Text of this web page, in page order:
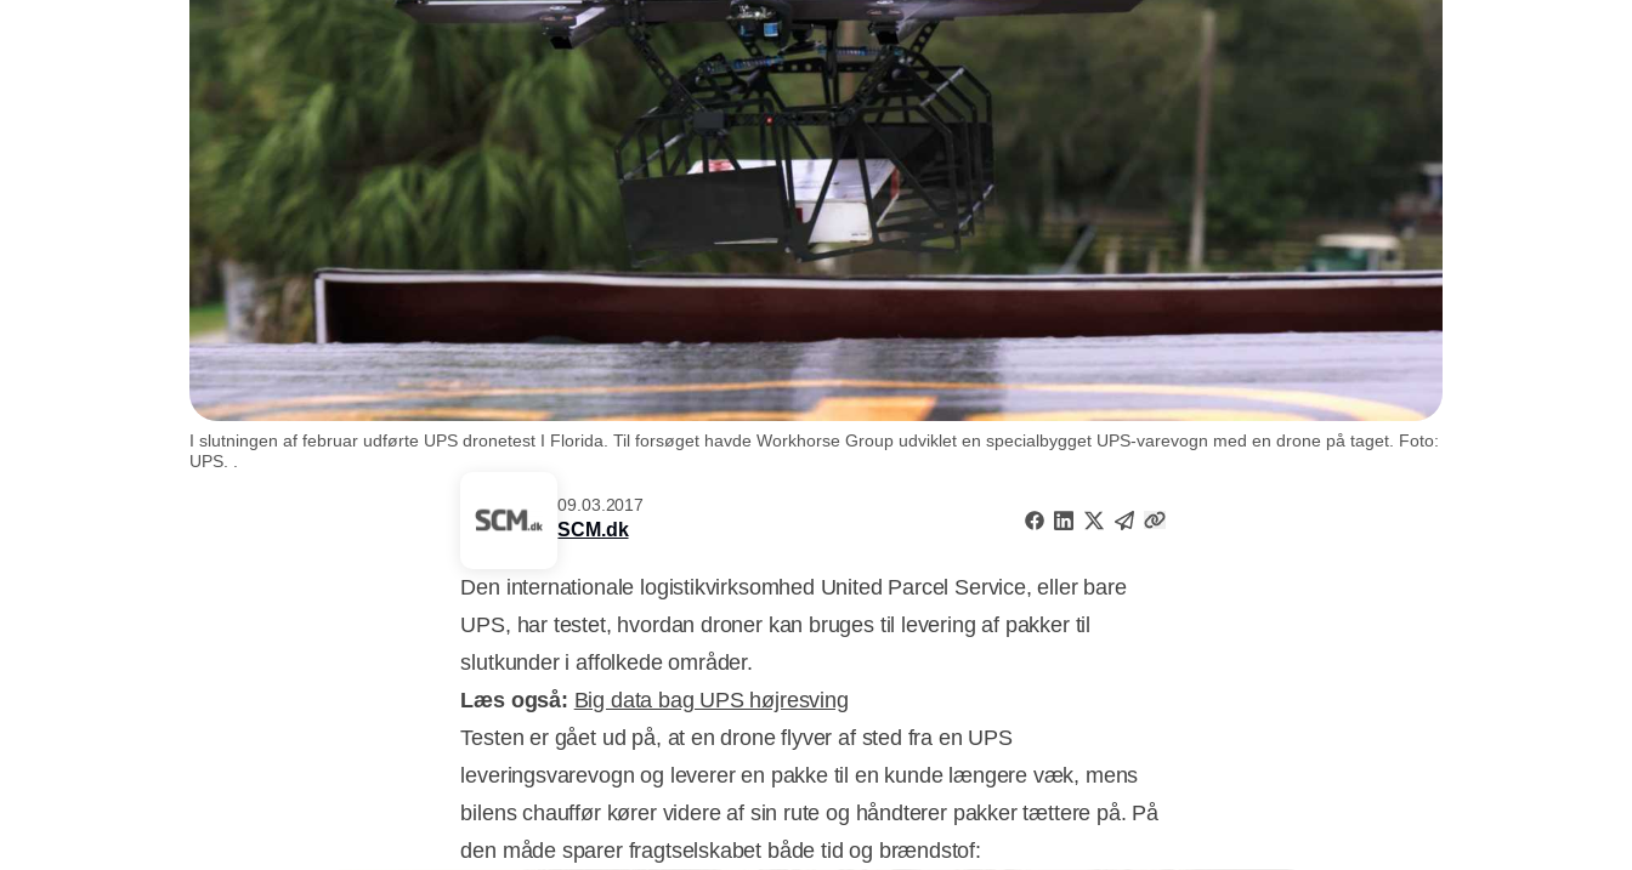
I slutningen af februar udførte UPS dronetest I Florida. Til forsøget havde Workhorse Group udviklet en specialbygget UPS-varevogn med en drone på taget. Foto:
UPS. .
09.03.2017
SCM.dk
Den internationale logistikvirksomhed United Parcel Service, eller bare
UPS, har testet, hvordan droner kan bruges til levering af pakker til
slutkunder i affolkede områder.
Læs også: Big data bag UPS højresving
Testen er gået ud på, at en drone flyver af sted fra en UPS
leveringsvarevogn og leverer en pakke til en kunde længere væk, mens
bilens chauffør kører videre af sin rute og håndterer pakker tættere på. På
den måde sparer fragtselskabet både tid og brændstof: